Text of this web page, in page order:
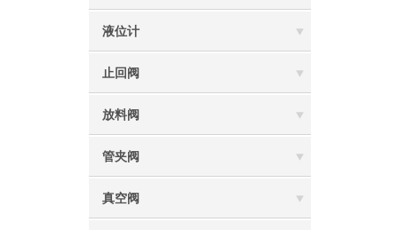
液位计
止回阀
放料阀
管夹阀
真空阀